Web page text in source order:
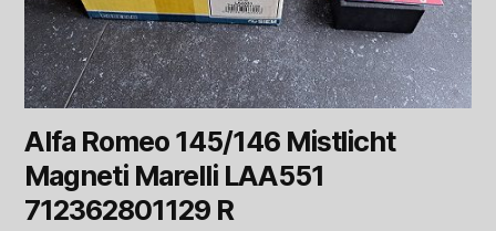
Alfa Romeo 145/146 Mistlicht
Magneti Marelli LAA551
712362801129 R